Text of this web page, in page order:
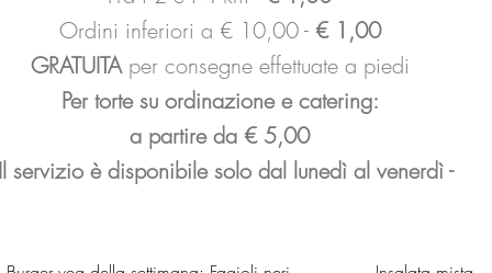
Ordini inferiori a € 10,00 - € 1,00
GRATUITA per consegne effettuate a piedi
Per torte su ordinazione e catering:
a partire da € 5,00
servizio è disponibile solo dal lunedì al venerdì -